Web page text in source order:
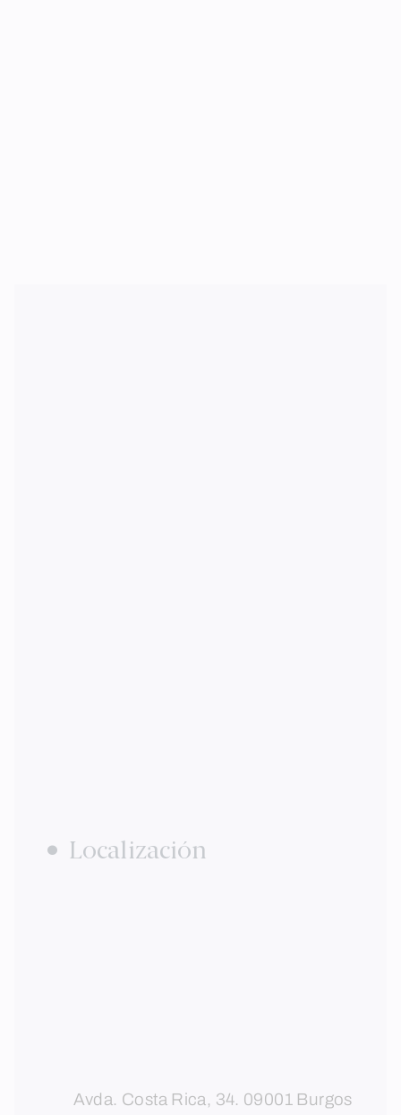
Localización
Avda. Costa Rica, 34. 09001 Burgos